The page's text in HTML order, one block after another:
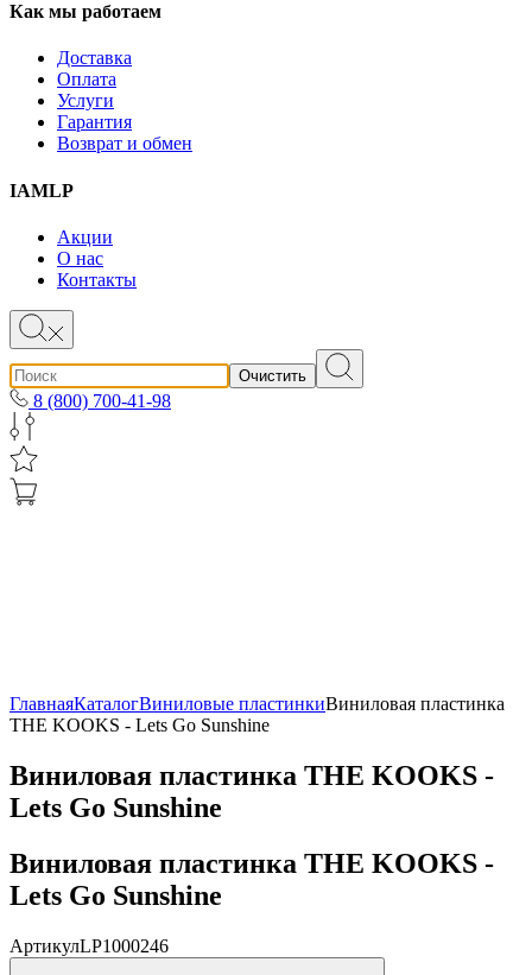
Как мы работаем
Доставка
Оплата
Услуги
Гарантия
Возврат и обмен
IAMLP
Акции
О нас
Контакты
Очистить
8 (800) 700-41-98
ГлавнаяКаталогВиниловые пластинкиВиниловая пластинка
THE KOOKS - Lets Go Sunshine
Виниловая пластинка THE KOOKS -
Lets Go Sunshine
Виниловая пластинка THE KOOKS -
Lets Go Sunshine
АртикулLP1000246